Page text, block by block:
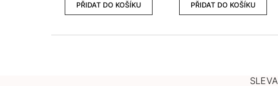
PŘIDAT DO KOŠÍKU PŘIDAT DO KOŠÍKU
SLEVA